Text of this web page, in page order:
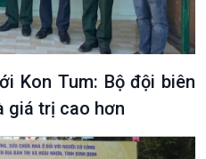
Câu chuyện thời sự
Dòng chảy sự kiện
Đối thoại
Diễn đàn chủ nhật
Kon Tum: Bộ đội biên
giá trị cao hơn